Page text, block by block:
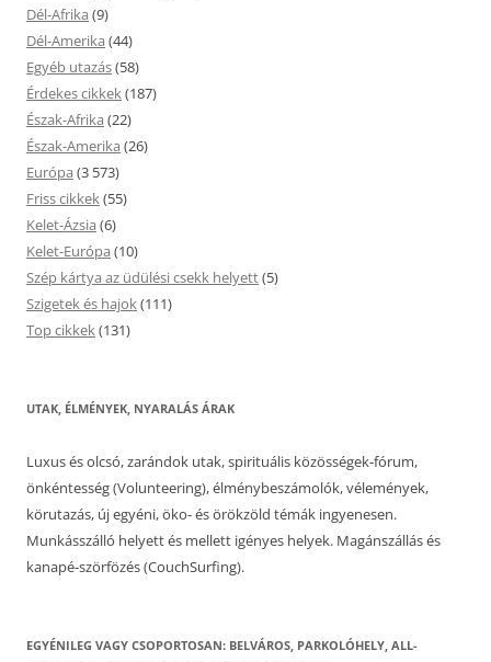
Dél-Afrika (9)
Dél-Amerika (44)
Egyéb utazás(58)
Érdekes cikkek(187)
Észak-Afrika (22)
Észak-Amerika (26)
Európa (3 573)
Friss cikkek(55)
Kelet-Ázsia (6)
Kelet-Európa (10)
Szép kártya az üdülési csekk helyett(5)
Szigetek és hajok(111)
Top cikkek(131)
UTAK, ÉLMÉNYEK, NYARALÁS ÁRAK
Luxus és olcsó, zarándok utak, spirituális közösségek-fórum,
önkéntesség (Volunteering), élménybeszámolók, vélemények,
körutazás, új egyéni, öko- és örökzöld témák ingyenesen.
Munkásszálló helyett és mellett igényes helyek. Magánszállás és
kanapé-szörfözés (CouchSurfing).
EGYÉNILEG VAGY CSOPORTOSAN: BELVÁROS, PARKOLÓHELY, ALL-